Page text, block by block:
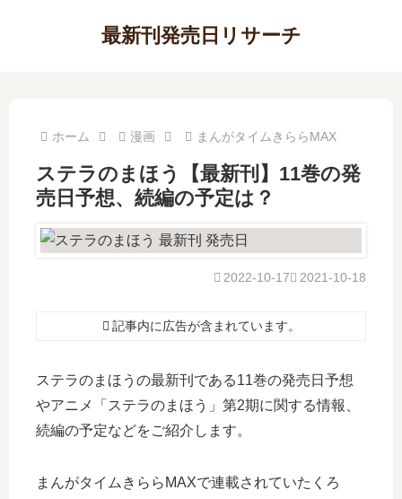
最新刊発売日リサーチ
ホーム 漫画 まんがタイムきららMAX
ステラのまほう【最新刊】11巻の発
売日予想、続編の予定は？
2021-10-18
2022-10-17
記事内に広告が含まれています。
ステラのまほうの最新刊である11巻の発売日予想
やアニメ「ステラのまほう」第2期に関する情報、
続編の予定などをご紹介します。
まんがタイムきららMAXで連載されていたくろ